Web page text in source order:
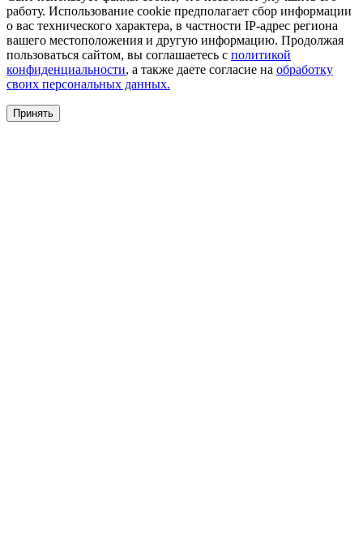
работу. Использование cookie предполагает сбор информации
о вас технического характера, в частности IP-адрес региона
вашего местоположения и другую информацию. Продолжая
пользоваться сайтом, вы соглашаетесь с политикой
конфиденциальности, а также даете согласие на обработку
своих персональных данных.
Принять